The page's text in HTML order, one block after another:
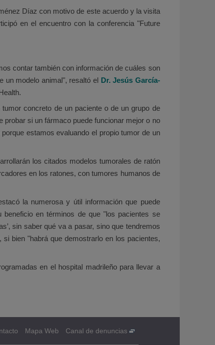
Díaz con motivo de este acuerdo y la visita
en el encuentro con la conferencia "Future
contar también con información de cuáles son
un modelo animal", resaltó el Dr. Jesús García-
concreto de un paciente o de un grupo de
probar si un fármaco puede funcionar mejor o no
estamos evaluando el propio tumor de un
los citados modelos tumorales de ratón
en los ratones, con tumores humanos de
la numerosa y útil información que puede
en términos de que "los pacientes se
sin saber qué va a pasar, sino que tendremos
bien "habrá que demostrarlo en los pacientes,
en el hospital madrileño para llevar a
Mapa Web Canal de denuncias